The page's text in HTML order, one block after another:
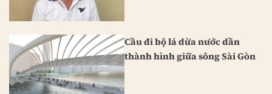
Cầu đi bộ lá dừa nước dần
thành hình giữa sông Sài Gòn